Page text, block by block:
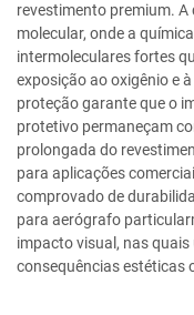
revestimento premium. A
molecular, onde a
intermoleculares fortes
exposição ao oxigênio e
proteção garante que o
protetivo permaneçam
prolongada do
para aplicações
comprovado de
para aerógrafo
impacto visual, nas
consequências estéticas